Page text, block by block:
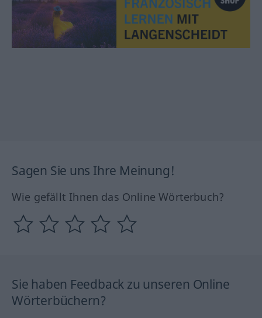
Sagen Sie uns Ihre Meinung!
Wie gefällt Ihnen das Online Wörterbuch?
Sie haben Feedback zu unseren Online
Wörterbüchern?